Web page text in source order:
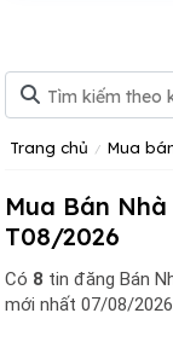
Trang chủ Mua
Mua Bán
T08/2026
Có 8 tin đăng Bán
mới nhất 07/08/